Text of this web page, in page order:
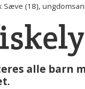
Sæve (18),
alle barn